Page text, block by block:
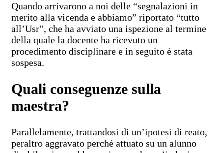
Quando arrivarono a noi delle “segnalazioni in
merito alla vicenda e abbiamo” riportato “tutto
all’Usr”, che ha avviato una ispezione al termine
della quale la docente ha ricevuto un
procedimento disciplinare e in seguito è stata
sospesa.
Quali conseguenze sulla
maestra?
Parallelamente, trattandosi di un’ipotesi di reato,
peraltro aggravato perché attuato su un alunno